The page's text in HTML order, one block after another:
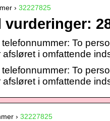
› 32227825
To
afsløret i omfattende
To
afsløret i omfattende
› 32227825